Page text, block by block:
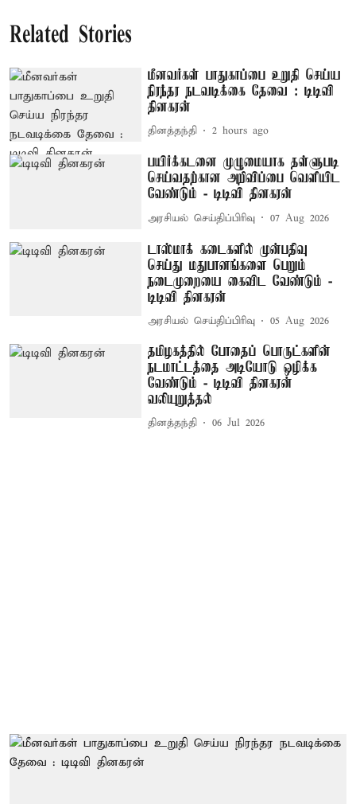
Related Stories
மீனவர்கள் பாதுகாப்பை உறுதி செய்ய
நிரந்தர நடவடிக்கை தேவை : டிடிவி
தினகரன்
தினத்தந்தி 2 hours ago
பயிர்க்கடனை முழுமையாக தள்ளுபடி
செய்வதற்கான அறிவிப்பை வெளியிட
வேண்டும் - டிடிவி தினகரன்
அரசியல் செய்திப்பிரிவு 07 Aug 2026
டாஸ்மாக் கடைகளில் முன்பதிவு
செய்து மதுபானங்களை பெறும்
நடைமுறையை கைவிட வேண்டும் -
டிடிவி தினகரன்
அரசியல் செய்திப்பிரிவு 05 Aug 2026
தமிழகத்தில் போதைப் பொருட்களின்
நடமாட்டத்தை அடியோடு ஒழிக்க
வேண்டும் - டிடிவி தினகரன்
வலியுறுத்தல்
தினத்தந்தி 06 Jul 2026